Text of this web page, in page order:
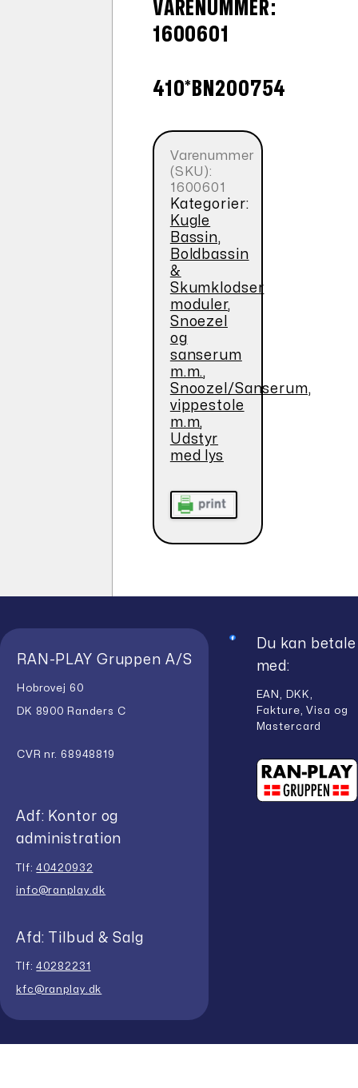
VARENUMMER:
1600601
410*BN200754
Varenummer
(SKU):
1600601
Kategorier:
Kugle
Bassin,
Boldbassin
&
Skumklodser
moduler,
Snoezel
og
sanserum
m.m.,
Snoozel/Sanserum,
vippestole
m.m,
Udstyr
med lys
RAN-PLAY Gruppen A/S
Hobrovej 60
DK 8900 Randers C
CVR nr. 68948819
Adf: Kontor og
administration
Tlf:40420932
info@ranplay.dk
Afd: Tilbud & Salg
Tlf:40282231
kfc@ranplay.dk
Du kan betale
med:
EAN, DKK,
Fakture, Visa og
Mastercard